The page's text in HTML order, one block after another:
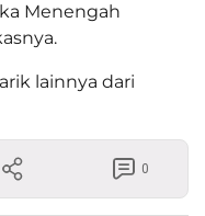
Menengah
lainnya dari
0